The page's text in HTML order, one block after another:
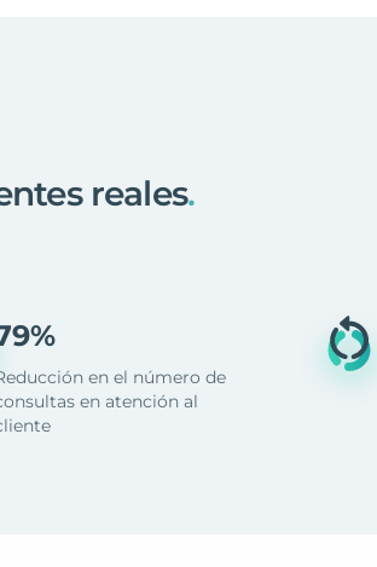
reales.
en el número de
en atención al